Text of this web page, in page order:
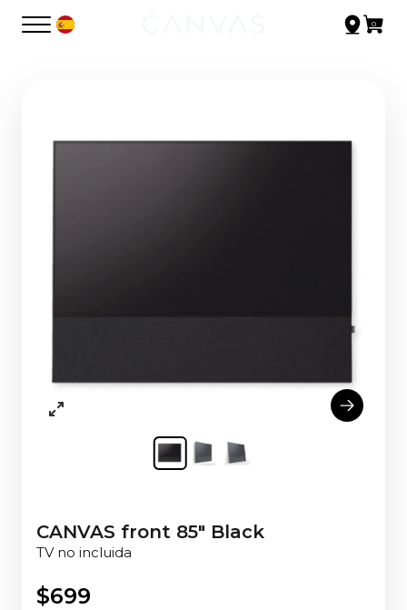
CANVAS front 85" Black
TV no incluida
$699